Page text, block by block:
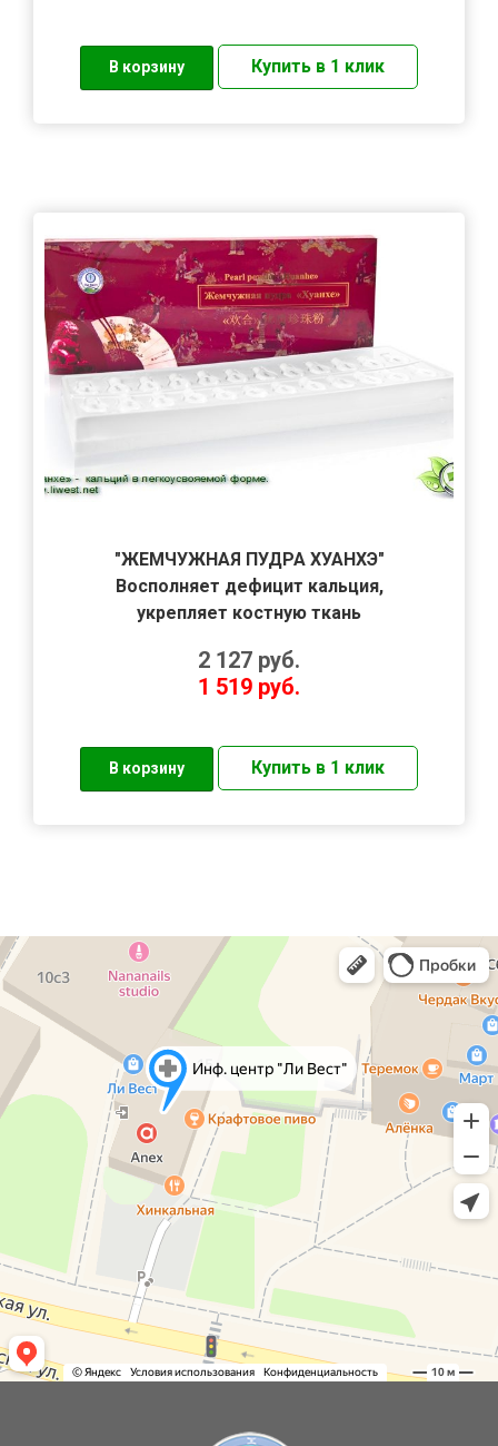
"ЖЕМЧУЖНАЯ ПУДРА ХУАНХЭ"
Восполняет дефицит кальция,
укрепляет костную ткань
2 127 руб.
1 519 руб.